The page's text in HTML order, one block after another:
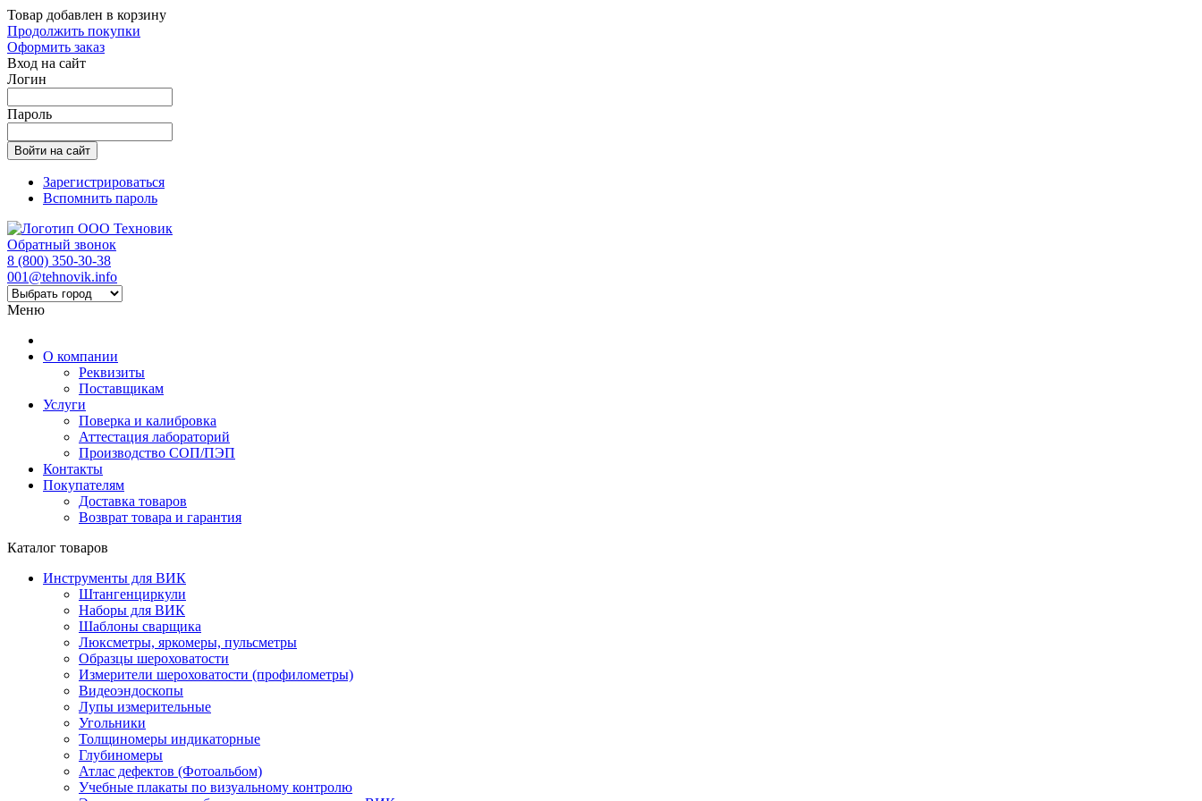
Товар добавлен в корзину
Продолжить покупки
Оформить заказ
Вход на сайт
Логин
Пароль
Зарегистрироваться
Вспомнить пароль
Обратный звонок
8 (800) 350-30-38
001@tehnovik.info
Меню
О компании
Реквизиты
Поставщикам
Услуги
Поверка и калибровка
Аттестация лабораторий
Производство СОП/ПЭП
Контакты
Покупателям
Доставка товаров
Возврат товара и гарантия
Каталог товаров
Инструменты для ВИК
Штангенциркули
Наборы для ВИК
Шаблоны сварщика
Люксметры, яркомеры, пульсметры
Образцы шероховатости
Измерители шероховатости (профилометры)
Видеоэндоскопы
Лупы измерительные
Угольники
Толщиномеры индикаторные
Глубиномеры
Атлас дефектов (Фотоальбом)
Учебные плакаты по визуальному контролю